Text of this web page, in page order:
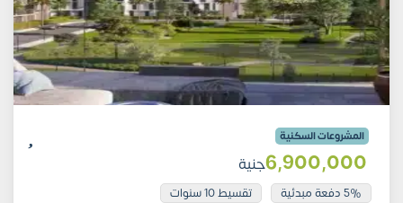
المشروعات السكنية
6٬900٬000جنية
5% دفعة مبدئية تقسيط 10 سنوات